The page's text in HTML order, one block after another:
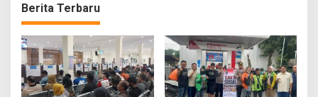
Berita Terbaru